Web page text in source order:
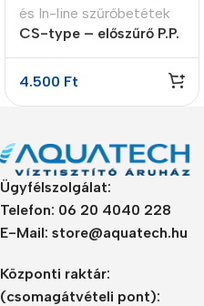
és In-line szűrőbetétek
CS-type – előszűrő P.P.
4.500 Ft
Ügyfélszolgálat:
Telefon: 06 20 4040 228
E-Mail: store@aquatech.hu
Központi raktár:
(csomagátvételi pont):